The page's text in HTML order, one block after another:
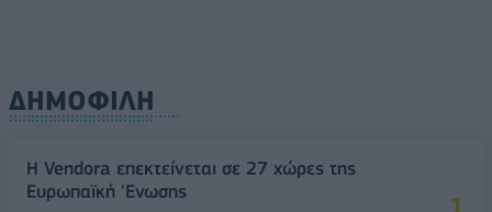
ΔΗΜΟΦΙΛΗ
Η Vendora επεκτείνεται σε 27 χώρες της
Ευρωπαϊκή 'Ενωσης